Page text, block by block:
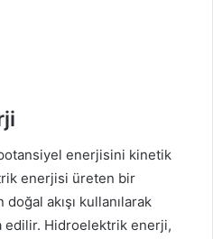
enerjisini kinetik
enerjisi üreten bir
akışı kullanılarak
Hidroelektrik enerji,